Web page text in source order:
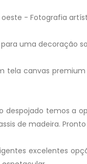
- Fotografia
uma decoração
tela canvas
despojado temos a
de madeira.
excelentes